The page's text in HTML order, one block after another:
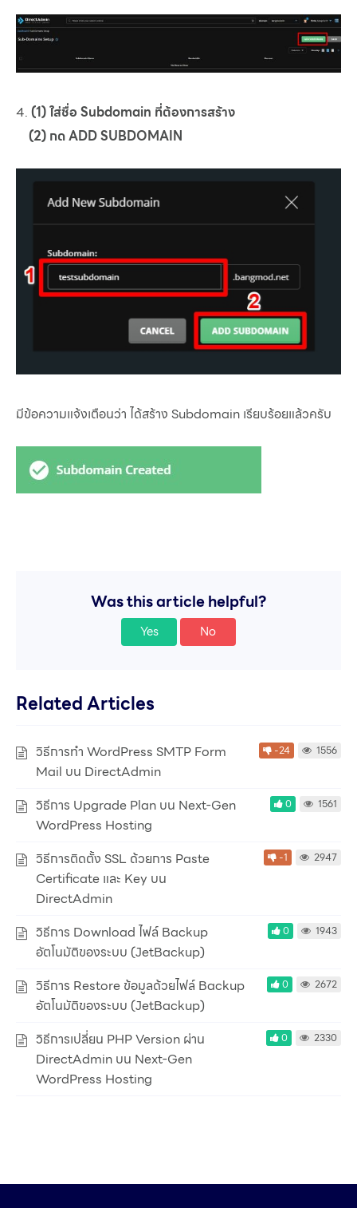
4. (1) ใส่ชื่อ Subdomain ที่ต้องการสร้าง
(2) กด ADD SUBDOMAIN
มีข้อความแจ้งเตือนว่า ได้สร้าง Subdomain เรียบร้อยแล้วครับ
Was this article helpful?
Yes No
Related Articles
วิธีการทำ WordPress SMTP Form
Mail บน DirectAdmin
-24 1556
วิธีการ Upgrade Plan บน Next-Gen
WordPress Hosting
0 1561
วิธีการติดตั้ง SSL ด้วยการ Paste
Certificate และ Key บน
DirectAdmin
-1 2947
วิธีการ Download ไฟล์ Backup
อัตโนมัติของระบบ (JetBackup)
0 1943
วิธีการ Restore ข้อมูลด้วยไฟล์ Backup
อัตโนมัติของระบบ (JetBackup)
0 2672
วิธีการเปลี่ยน PHP Version ผ่าน
DirectAdmin บน Next-Gen
WordPress Hosting
0 2330